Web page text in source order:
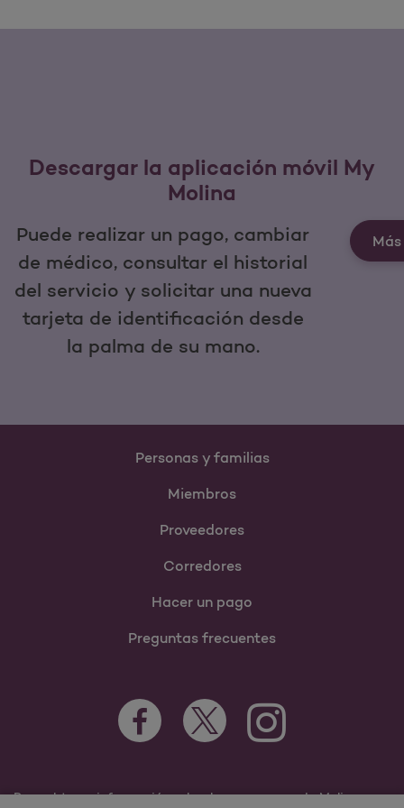
Descargar la aplicación móvil My
Molina
Puede realizar un pago, cambiar
de médico, consultar el historial
del servicio y solicitar una nueva
tarjeta de identificación desde
la palma de su mano.
Personas y familias
Miembros
Proveedores
Corredores
Hacer un pago
Preguntas frecuentes
Para obtener información sobre los programas de Molina